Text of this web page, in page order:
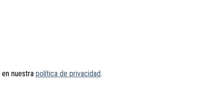
nuestra política de privacidad.